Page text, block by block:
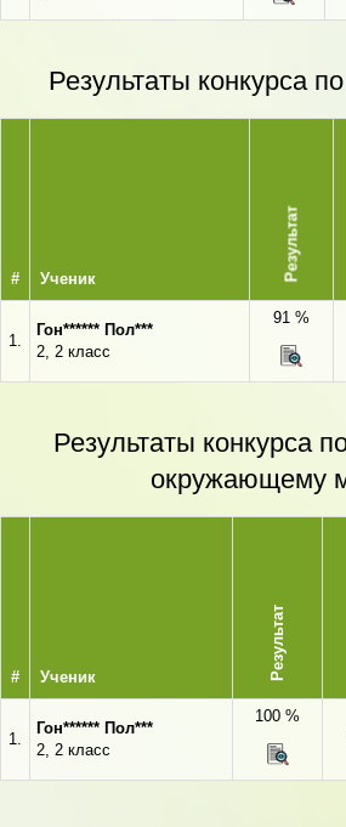
Результаты конкурса
# Ученик Результат
1.
Гон****** Пол***
2, 2 класс
91 %
Результаты конкурса
окружающему
# Ученик Результат
1.
Гон****** Пол***
2, 2 класс
100 %